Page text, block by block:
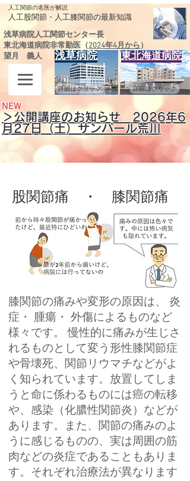
人工関節の名医が解説
​人工股関節・人工膝関節の最新知識
浅草病院人工関節センター長
東北海道病院非常勤医（2024年4月から）
望月 義人浅草病院 東北海道病院
詳細はクリック 詳細はクリック
NEW
＞公開講座のお知らせ 2026年6
月27日（土）サンパール荒川
股関節痛 ・ 膝関節痛
膝関節の痛みや変形の原因は、 炎
症・ 腫瘍・ 外傷によるものなど
様々です。 慢性的に痛みが生じさ
れるものとして変う形性膝関節症
や骨壊死、関節リウマチなどがよ
く知られています。放置してしま
うと命に係わるものには癌の転移
や、感染（化膿性関節炎）などが
あります。また、関節の痛みのよ
うに感じるものの、実は周囲の筋
肉などの炎症であることもありま
す。それぞれ治療法が異なります